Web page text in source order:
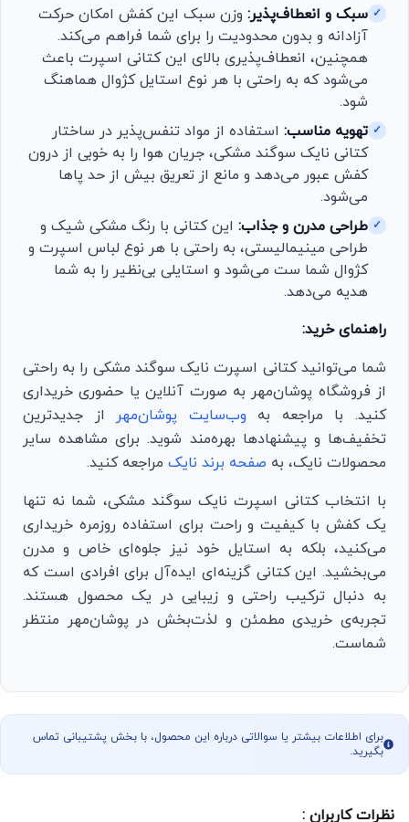
✓ سبک و انعطاف‌پذیر: وزن سبک این کفش امکان حرکت
آزادانه و بدون محدودیت را برای شما فراهم می‌کند.
همچنین، انعطاف‌پذیری بالای این کتانی اسپرت باعث
می‌شود که به راحتی با هر نوع استایل کژوال هماهنگ
شود.
✓ تهویه مناسب: استفاده از مواد تنفس‌پذیر در ساختار
کتانی نایک سوگند مشکی، جریان هوا را به خوبی از درون
کفش عبور می‌دهد و مانع از تعریق بیش از حد پاها
می‌شود.
✓ طراحی مدرن و جذاب: این کتانی با رنگ مشکی شیک و
طراحی مینیمالیستی، به راحتی با هر نوع لباس اسپرت و
کژوال شما ست می‌شود و استایلی بی‌نظیر را به شما
هدیه می‌دهد.
راهنمای خرید:
شما می‌توانید کتانی اسپرت نایک سوگند مشکی را به راحتی
از فروشگاه پوشان‌مهر به صورت آنلاین یا حضوری خریداری
کنید. با مراجعه به وب‌سایت پوشان‌مهر از جدیدترین
تخفیف‌ها و پیشنهادها بهره‌مند شوید. برای مشاهده سایر
محصولات نایک، به صفحه برند نایک مراجعه کنید.
با انتخاب کتانی اسپرت نایک سوگند مشکی، شما نه تنها
یک کفش با کیفیت و راحت برای استفاده روزمره خریداری
می‌کنید، بلکه به استایل خود نیز جلوه‌ای خاص و مدرن
می‌بخشید. این کتانی گزینه‌ای ایده‌آل برای افرادی است که
به دنبال ترکیب راحتی و زیبایی در یک محصول هستند.
تجربه‌ی خریدی مطمئن و لذت‌بخش در پوشان‌مهر منتظر
شماست.
برای اطلاعات بیشتر یا سوالاتی درباره این محصول، با بخش پشتیبانی تماس
بگیرید.
نظرات کاربران :